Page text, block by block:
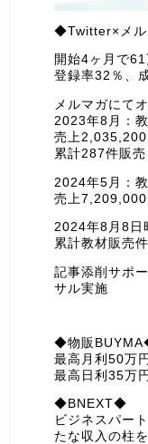
◆Twitter×メ
開始4ヶ月で
登録率32％、
メルマガにて
2023年8月：
売上2,035,200
累計287件販売
2024年5月：
売上7,209,000
2024年8月8日
累計教材販売
記事添削サポ
サル実施
◆物販
最高月利50万円
最高日利35万円
◆BNEXT◆
ビジネスパー
たな収入の柱